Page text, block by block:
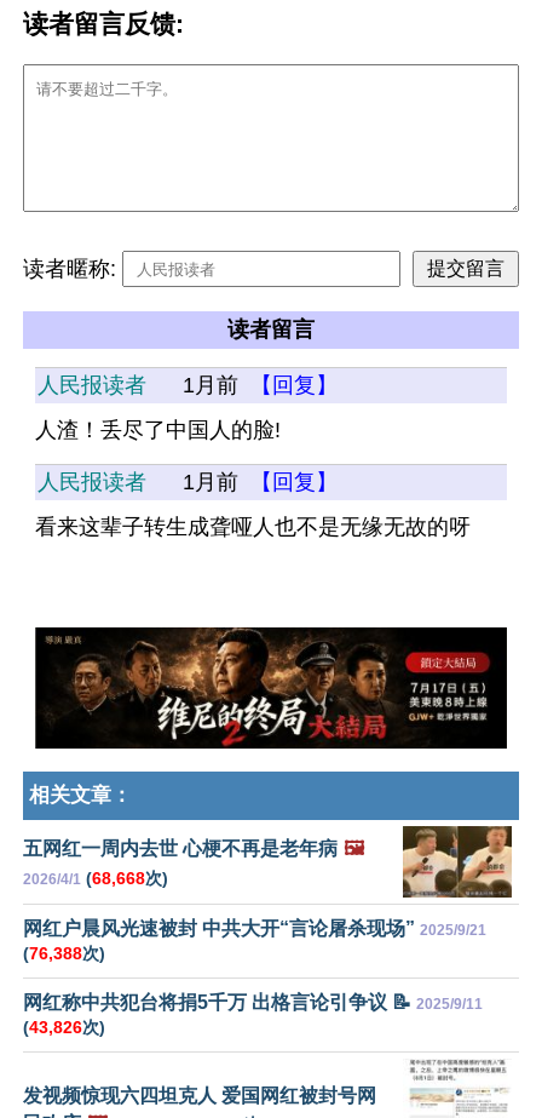
读者留言反馈:
读者暱称:
读者留言
人民报读者 1月前
【回复】
人渣！丢尽了中国人的脸!
人民报读者 1月前
【回复】
看来这辈子转生成聋哑人也不是无缘无故的呀
相关文章：
五网红一周内去世 心梗不再是老年病 🖼️
2026/4/1 (68,668次)
网红户晨风光速被封 中共大开“言论屠杀现场” 2025/9/21
(76,388次)
网红称中共犯台将捐5千万 出格言论引争议 📝 2025/9/11
(43,826次)
发视频惊现六四坦克人 爱国网红被封号网